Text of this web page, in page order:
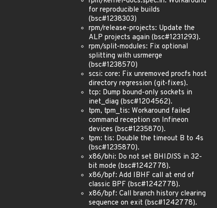
for reproducible builds
(bsc#1238303)
rpm/release-projects: Update the
ALP projects again (bsc#1231293).
rpm/split-modules: Fix optional
splitting with usrmerge
(bsc#1238570)
scsi: core: Fix unremoved procfs host
directory regression (git-fixes).
tcp: Dump bound-only sockets in
inet_diag (bsc#1204562).
tpm, tpm_tis: Workaround failed
command reception on Infineon
devices (bsc#1235870).
tpm: tis: Double the timeout B to 4s
(bsc#1235870).
x86/bhi: Do not set BHIDISS in 32-
bit mode (bsc#1242778).
x86/bpf: Add IBHF call at end of
classic BPF (bsc#1242778).
x86/bpf: Call branch history clearing
sequence on exit (bsc#1242778).